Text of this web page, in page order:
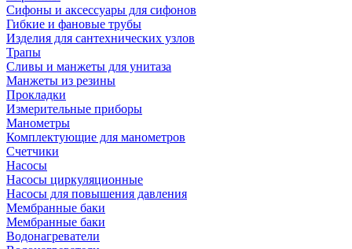
Сифоны и аксессуары для сифонов
Гибкие и фановые трубы
Изделия для сантехнических узлов
Трапы
Сливы и манжеты для унитаза
Манжеты из резины
Прокладки
Измерительные приборы
Манометры
Комплектующие для манометров
Счетчики
Насосы
Насосы циркуляционные
Насосы для повышения давления
Мембранные баки
Мембранные баки
Водонагреватели